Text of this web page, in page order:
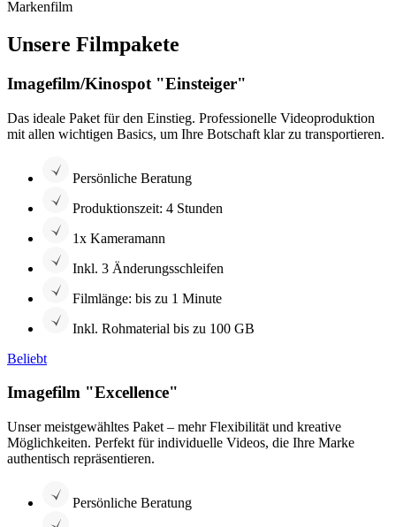
Markenfilm
Unsere Filmpakete
Imagefilm/Kinospot "Einsteiger"
Das ideale Paket für den Einstieg. Professionelle Videoproduktion
mit allen wichtigen Basics, um Ihre Botschaft klar zu transportieren.
Persönliche Beratung
Produktionszeit: 4 Stunden
1x Kameramann
Inkl. 3 Änderungsschleifen
Filmlänge: bis zu 1 Minute
Inkl. Rohmaterial bis zu 100 GB
Beliebt
Imagefilm "Excellence"
Unser meistgewähltes Paket – mehr Flexibilität und kreative
Möglichkeiten. Perfekt für individuelle Videos, die Ihre Marke
authentisch repräsentieren.
Persönliche Beratung